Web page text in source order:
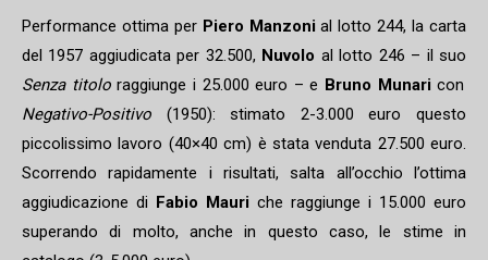
Performance ottima per Piero Manzoni al lotto 244, la carta
del 1957 aggiudicata per 32.500, Nuvolo al lotto 246 – il suo
Senza titoloraggiunge i 25.000 euro – e Bruno Munari con
Negativo-Positivo (1950): stimato 2-3.000 euro questo
piccolissimo lavoro (40×40 cm) è stata venduta 27.500 euro.
Scorrendo rapidamente i risultati, salta all’occhio l’ottima
aggiudicazione di Fabio Mauri che raggiunge i 15.000 euro
superando di molto, anche in questo caso, le stime in